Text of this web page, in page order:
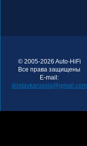
© 2005-2026 Auto-HiFi
Все права защищены
E-mail:
dostavkarussia@gmail.com